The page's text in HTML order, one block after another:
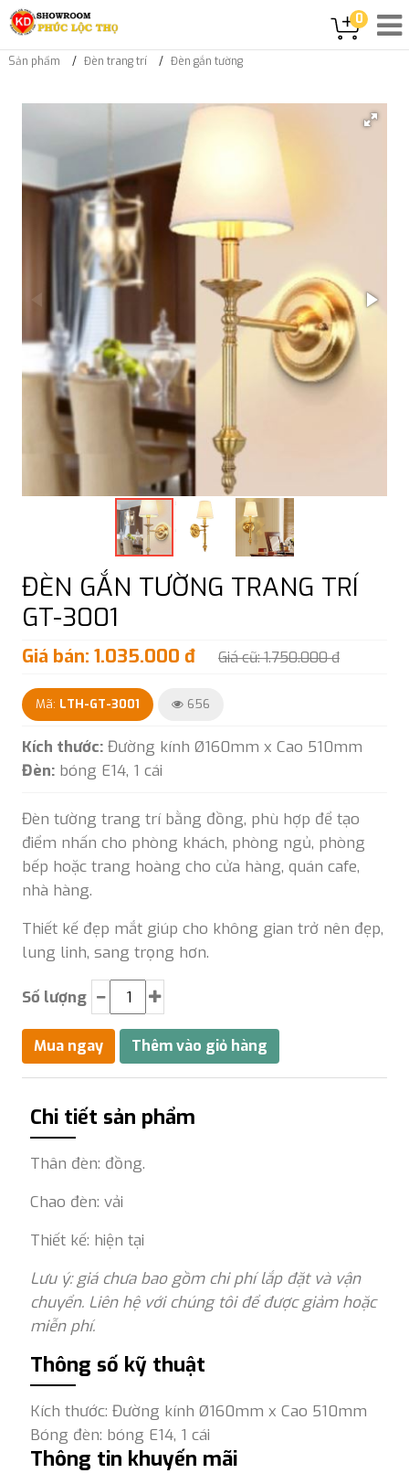
0
Sản phẩm Đèn trang trí Đèn gắn tường
ĐÈN GẮN TƯỜNG TRANG TRÍ
GT-3001
Giá bán: 1.035.000 đ Giá cũ: 1.750.000 đ
Mã: LTH-GT-3001 656
Kích thước: Đường kính Ø160mm x Cao 510mm
Đèn: bóng E14, 1 cái
Đèn tường trang trí bằng đồng, phù hợp để tạo
điểm nhấn cho phòng khách, phòng ngủ, phòng
bếp hoặc trang hoàng cho cửa hàng, quán cafe,
nhà hàng.
Thiết kế đẹp mắt giúp cho không gian trở nên đẹp,
lung linh, sang trọng hơn.
Số lượng
Chi tiết sản phẩm
Thân đèn: đồng.
Chao đèn: vải
Thiết kế: hiện tại
Lưu ý: giá chưa bao gồm chi phí lắp đặt và vận
chuyển. Liên hệ với chúng tôi để được giảm hoặc
miễn phí.
Thông số kỹ thuật
Kích thước: Đường kính Ø160mm x Cao 510mm
Bóng đèn: bóng E14, 1 cái
Thông tin khuyến mãi